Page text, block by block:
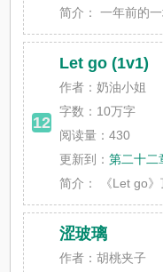
简介：
一年前的
12
Let go (1v1)
作者：奶油小姐
字数： 10万字
阅读量：430
更新到：第二十二
简介：
《Let go
涩玻璃
作者：胡桃夹子